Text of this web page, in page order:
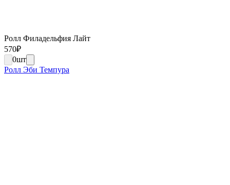
Ролл Филадельфия Лайт
570₽
0шт
Ролл Эби Темпура